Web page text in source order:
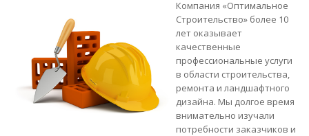
Компания «Оптимальное
Строительство» более 10
лет оказывает
качественные
профессиональные услуги
в области строительства,
ремонта и ландшафтного
дизайна. Мы долгое время
внимательно изучали
потребности заказчиков и